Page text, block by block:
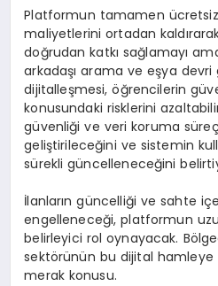
Platformun tamamen ücretsiz
maliyetlerini ortadan
doğrudan katkı sağlamayı
arkadaşı arama ve eşya devri
dijitalleşmesi, öğrencilerin
konusundaki risklerini
güvenliği ve veri koruma
geliştirileceğini ve sistemin
sürekli güncelleneceğini
İlanların güncelliği ve sahte
engelleneceği, platformun
belirleyici rol oynayacak.
sektörünün bu dijital hamleye
merak konusu.